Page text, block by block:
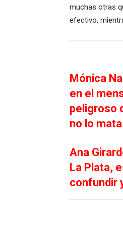
muchas otras
efectivo,
Mónica
en el
peligroso
no lo
Ana
La Plata,
confundir